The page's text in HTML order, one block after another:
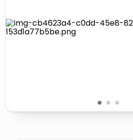
elenco telefonico
pattumiera raccolta differenziata
1 2 3